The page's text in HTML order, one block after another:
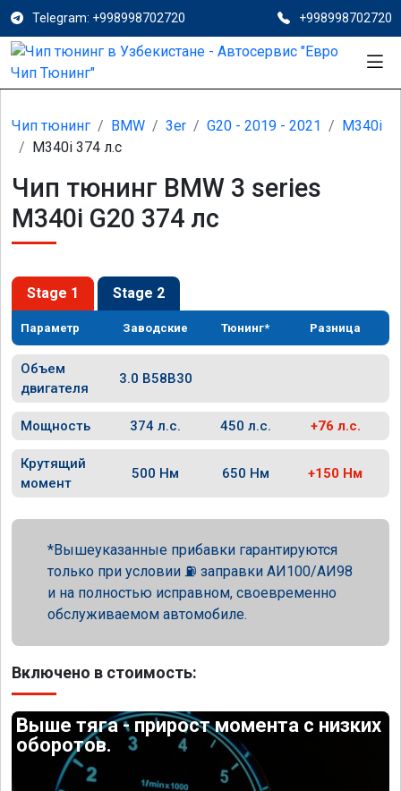
Telegram: +998998702720 +998998702720
Чип тюнинг BMW 3er G20 - 2019 - 2021
M340i
M340i 374 л.с
Чип тюнинг BMW 3 series
M340i G20 374 лс
Stage 1 Stage 2
Параметр Заводские Тюнинг* Разница
Объем
двигателя
3.0 B58B30
Мощность 374 л.с. 450 л.с. +76 л.с.
Крутящий
момент
500 Нм 650 Нм +150 Нм
Вышеуказанные прибавки гарантируются
только при условии ⛽ заправки АИ100/АИ98
и на полностью исправном, своевременно
обслуживаемом автомобиле.
Включено в стоимость:
Выше тяга - прирост момента с низких
оборотов.